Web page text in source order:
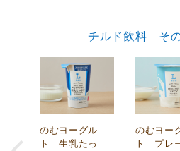
チルド飲料 そ
のむヨーグル
ト 生乳たっ
のむヨー
ト プレ